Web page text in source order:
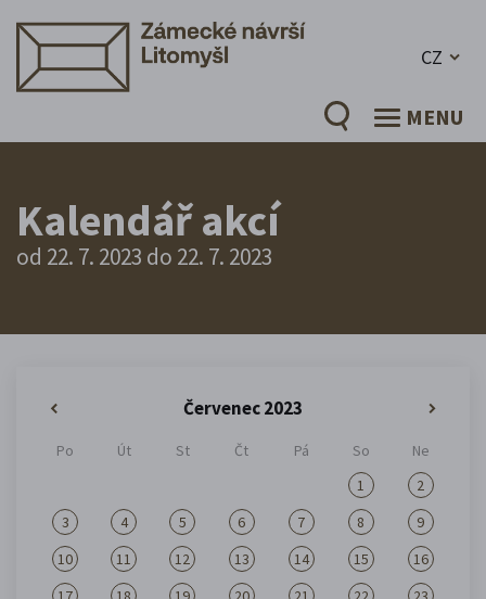
CZ
MENU
Kalendář akcí
od 22. 7. 2023 do 22. 7. 2023
Červenec 2023
Po Út St Čt Pá So
Ne
1
2
3
4 5 6 7 8
9
10
11 12 13 14 15
16